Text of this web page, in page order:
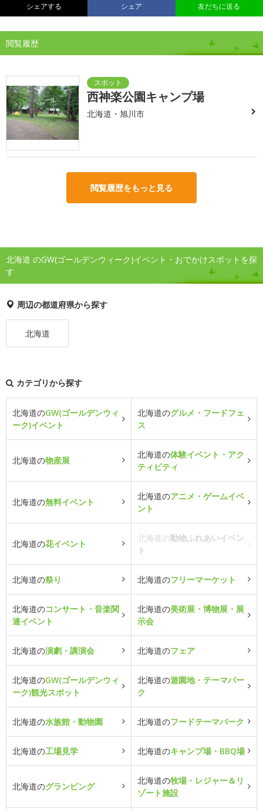
シェアする シェア 友だちに送る
閲覧履歴
西神楽公園キャンプ場
北海道・旭川市
閲覧履歴をもっと見る
北海道 のGW(ゴールデンウィーク)イベント・おでかけスポットを探
す
周辺の都道府県から探す
北海道
カテゴリから探す
北海道のGW(ゴールデンウィ
ーク)イベント
北海道のグルメ・フードフェ
ス
北海道の物産展
北海道の体験イベント・アク
ティビティ
北海道の無料イベント
北海道のアニメ・ゲームイベ
ント
北海道の花イベント
北海道の動物ふれあいイベン
ト
北海道の祭り 北海道のフリーマーケット
北海道のコンサート・音楽関
連イベント
北海道の美術展・博物展・展
示会
北海道の演劇・講演会 北海道のフェア
北海道のGW(ゴールデンウィ
ーク)観光スポット
北海道の遊園地・テーマパー
ク
北海道の水族館・動物園 北海道のフードテーマパーク
北海道の工場見学 北海道のキャンプ場・BBQ場
北海道のグランピング
北海道の牧場・レジャー＆リ
ゾート施設